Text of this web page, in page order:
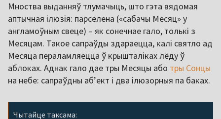
Мноства выданняў тлумачыць, што гэта вядомая
аптычная ілюзія: парселена («сабачы Месяц» у
англамоўным свеце) – як сонечнае гало, толькі з
Месяцам. Такое сапраўды здараецца, калі святло ад
Месяца пераламляецца ў крышталіках лёду ў
аблоках. Аднак гало дае тры Месяцы або тры Сонцы
на небе: сапраўдны аб’ект і два ілюзорныя па баках.
Чытайце таксама: